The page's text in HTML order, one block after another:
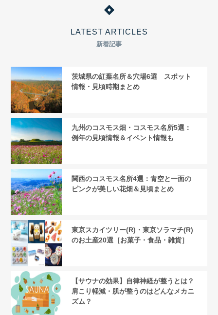
LATEST ARTICLES
新着記事
茨城県の紅葉名所＆穴場6選 スポット
情報・見頃時期まとめ
九州のコスモス畑・コスモス名所5選：
例年の見頃情報＆イベント情報も
関西のコスモス名所4選：青空と一面の
ピンクが美しい花畑＆見頃まとめ
東京スカイツリー(R)・東京ソラマチ(R)
のお土産20選［お菓子・食品・雑貨］
【サウナの効果】自律神経が整うとは？
肩こり軽減・肌が整うのはどんなメカニ
ズム？